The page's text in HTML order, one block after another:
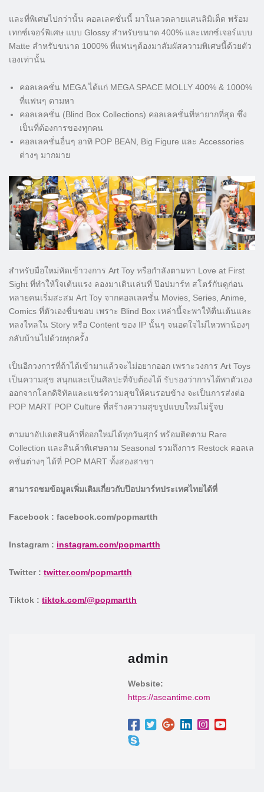
และที่พิเศษไปกว่านั้น คอลเลคชั่นนี้ มาในลวดลายแสนลิมิเต็ด พร้อม
เทกซ์เจอร์พิเศษ แบบ Glossy สำหรับขนาด 400% และเทกซ์เจอร์แบบ
Matte สำหรับขนาด 1000% ที่แฟนๆต้องมาสัมผัสความพิเศษนี้ด้วยตัว
เองเท่านั้น
คอลเลคชั่น MEGA ได้แก่ MEGA SPACE MOLLY 400% & 1000%
ที่แฟนๆ ตามหา
คอลเลคชั่น (Blind Box Collections) คอลเลคชั่นที่หายากที่สุด ซึ่ง
เป็นที่ต้องการของทุกคน
คอลเลคชั่นอื่นๆ อาทิ POP BEAN, Big Figure และ Accessories
ต่างๆ มากมาย
สำหรับมือใหม่หัดเข้าวงการ Art Toy หรือกำลังตามหา Love at First
Sight ที่ทำให้ใจเต้นแรง ลองมาเดินเล่นที่ ป๊อปมาร์ท สโตร์กันดูก่อน
หลายคนเริ่มสะสม Art Toy จากคอลเลคชั่น Movies, Series, Anime,
Comics ที่ตัวเองชื่นชอบ เพราะ Blind Box เหล่านี้จะพาให้ตื่นเต้นและ
หลงใหลใน Story หรือ Content ของ IP นั้นๆ จนอดใจไม่ไหวพาน้องๆ
กลับบ้านไปด้วยทุกครั้ง
เป็นอีกวงการที่ถ้าได้เข้ามาแล้วจะไม่อยากออก เพราะวงการ Art Toys
เป็นความสุข สนุกและเป็นศิลปะที่จับต้องได้ รับรองว่าการได้พาตัวเอง
ออกจากโลกดิจิทัลและแชร์ความสุขให้คนรอบข้าง จะเป็นการส่งต่อ
POP MART POP Culture ที่สร้างความสุขรูปแบบใหม่ไม่รู้จบ
ตามมาอัปเดตสินค้าที่ออกใหม่ได้ทุกวันศุกร์ พร้อมติดตาม Rare
Collection และสินค้าพิเศษตาม Seasonal รวมถึงการ Restock คอลเล
คชั่นต่างๆ ได้ที่ POP MART ทั้งสองสาขา
สามารถชมข้อมูลเพิ่มเติมเกี่ยวกับป๊อปมาร์ทประเทศไทยได้ที่
Facebook : facebook.com/popmartth
Instagram : instagram.com/popmartth
Twitter : twitter.com/popmartth
Tiktok : tiktok.com/@popmartth
admin
Website:
https://aseantime.com